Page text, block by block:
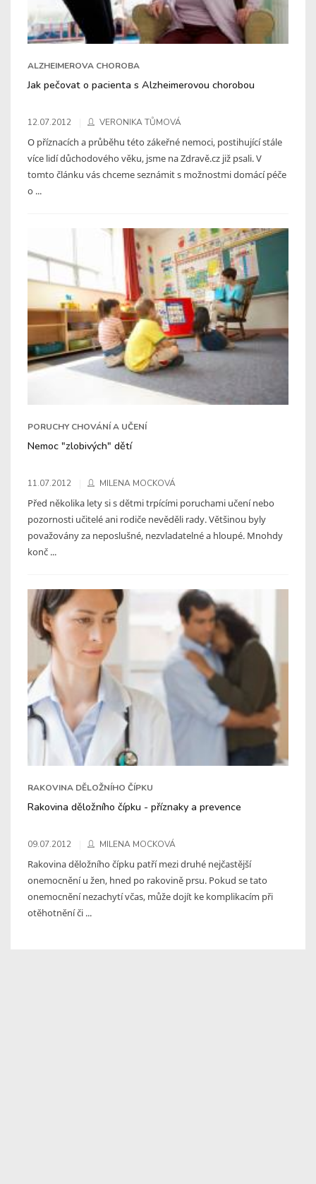
ALZHEIMEROVA CHOROBA
Jak pečovat o pacienta s Alzheimerovou chorobou
12.07.2012 VERONIKA TŮMOVÁ
O příznacích a průběhu této zákeřné nemoci, postihující stále
více lidí důchodového věku, jsme na Zdravě.cz již psali. V
tomto článku vás chceme seznámit s možnostmi domácí péče
o ...
PORUCHY CHOVÁNÍ A UČENÍ
Nemoc "zlobivých" dětí
11.07.2012 MILENA MOCKOVÁ
Před několika lety si s dětmi trpícími poruchami učení nebo
pozornosti učitelé ani rodiče nevěděli rady. Většinou byly
považovány za neposlušné, nezvladatelné a hloupé. Mnohdy
konč ...
RAKOVINA DĚLOŽNÍHO ČÍPKU
Rakovina děložního čípku - příznaky a prevence
09.07.2012 MILENA MOCKOVÁ
Rakovina děložního čípku patří mezi druhé nejčastější
onemocnění u žen, hned po rakovině prsu. Pokud se tato
onemocnění nezachytí včas, může dojít ke komplikacím při
otěhotnění či ...